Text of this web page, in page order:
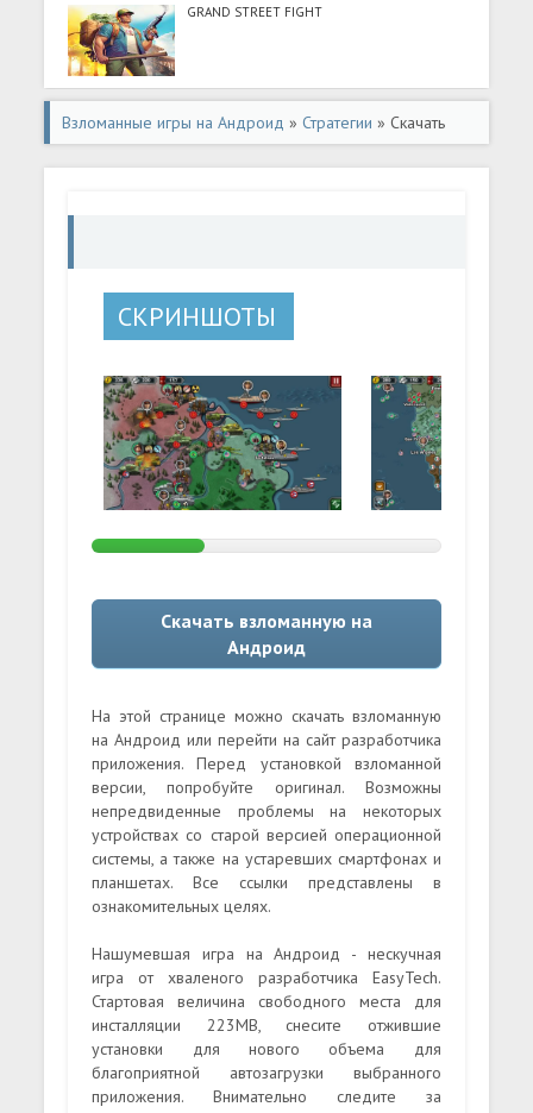
GRAND STREET FIGHT
Взломанные игры на Андроид » Стратегии » Скачать
World Conqueror 3-WW2 Strategy (Много денег) на
СКРИНШОТЫ
Скачать взломанную на
Андроид
На этой странице можно скачать взломанную
на Андроид или перейти на сайт разработчика
приложения. Перед установкой взломанной
версии, попробуйте оригинал. Возможны
непредвиденные проблемы на некоторых
устройствах со старой версией операционной
системы, а также на устаревших смартфонах и
планшетах. Все ссылки представлены в
ознакомительных целях.
Нашумевшая игра на Андроид - нескучная
игра от хваленого разработчика EasyTech.
Стартовая величина свободного места для
инсталляции 223MB, снесите отжившие
установки для нового объема для
благоприятной автозагрузки выбранного
приложения. Внимательно следите за